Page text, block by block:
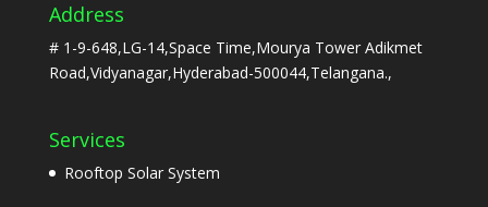
Address
# 1-9-648,LG-14,Space Time,Mourya Tower Adikmet
Road,Vidyanagar,Hyderabad-500044,Telangana.,
Services
Rooftop Solar System